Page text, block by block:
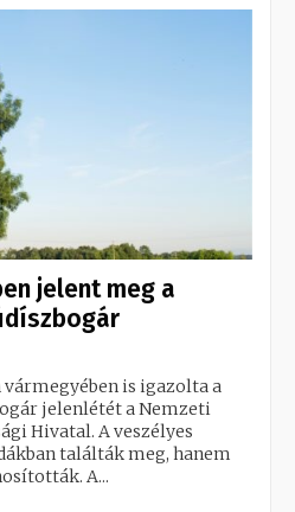
jelent meg a
is igazolta a
jelenlétét a Nemzeti
Hivatal. A veszélyes
találták meg, hanem
A...